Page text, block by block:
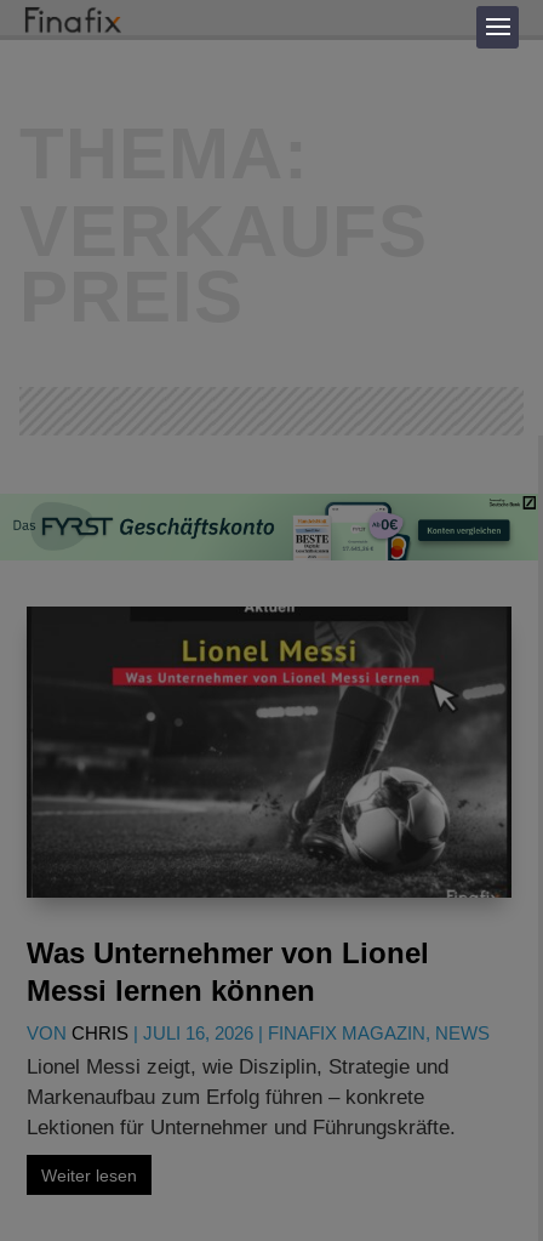
Was Unternehmer von Lionel
Messi lernen können
VONCHRIS |JULI 16, 2026 | FINAFIX MAGAZIN, NEWS
Lionel Messi zeigt, wie Disziplin, Strategie und
Markenaufbau zum Erfolg führen – konkrete
Lektionen für Unternehmer und Führungskräfte.
Weiter lesen